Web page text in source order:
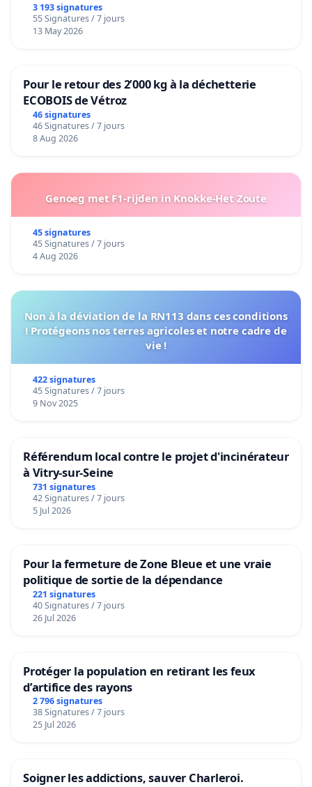
3 193 signatures
55 Signatures / 7 jours
13 May 2026
Pour le retour des 2’000 kg à la déchetterie
ECOBOIS de Vétroz
46 signatures
46 Signatures / 7 jours
8 Aug 2026
Genoeg met F1-rijden in Knokke-Het Zoute
45 signatures
45 Signatures / 7 jours
4 Aug 2026
Non à la déviation de la RN113 dans ces conditions
! Protégeons nos terres agricoles et notre cadre de
vie !
422 signatures
45 Signatures / 7 jours
9 Nov 2025
Référendum local contre le projet d'incinérateur
à Vitry-sur-Seine
731 signatures
42 Signatures / 7 jours
5 Jul 2026
Pour la fermeture de Zone Bleue et une vraie
politique de sortie de la dépendance
221 signatures
40 Signatures / 7 jours
26 Jul 2026
Protéger la population en retirant les feux
d’artifice des rayons
2 796 signatures
38 Signatures / 7 jours
25 Jul 2026
Soigner les addictions, sauver Charleroi.